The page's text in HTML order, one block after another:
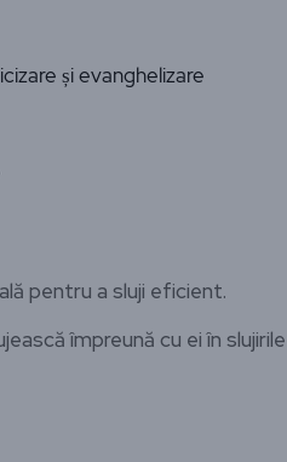
și evanghelizare
pentru a sluji eficient.
împreună cu ei în